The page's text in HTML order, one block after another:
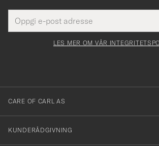
postadresse
felt
Tack
för
dig
till
vårt
nyhetsbrev!
LES MER OM VÅR
CARE OF CARL AS
KUNDERÅDGIVNING